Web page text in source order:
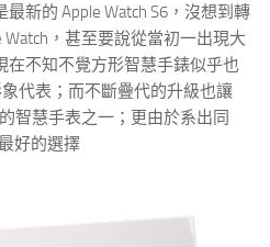
新的 Apple Watch S6，沒想到轉
，甚至要說從當初一出現大
在不知不覺方形智慧手錶似乎也
代表；而不斷疊代的升級也讓
智慧手表之一；更由於系出同
好的選擇